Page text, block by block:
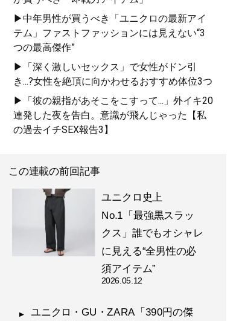
▶中年男性が買うべき「ユニクロの最新アイ
テム」ファストファッションには見えない“3
つの最高傑作”
▶「深く激しいセックス」で女性がドン引
き...?女性を絶頂に向かわせるおすすめ体位3つ
▶「彼の親指があそこをこすって...」外イキ20
連発した夜を告白。意識が飛んじゃった【私
の過去イチSEX報告3】
この連載の前回記事
ユニクロ史上
No.1「最強黒スラッ
クス」誰でもオシャレ
に見える“全男性の必
須アイテム”
2026.05.12
ユニクロ・GU・ZARA「390円の傑